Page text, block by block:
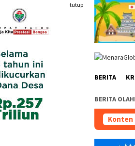
konten
tutup
BERITA
BERITA
Konten